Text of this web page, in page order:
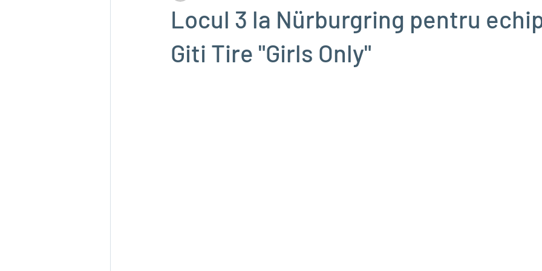
Locul 3 la Nürburgring pentru
Giti Tire "Girls Only"